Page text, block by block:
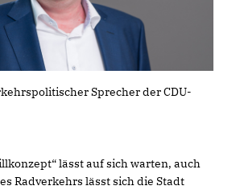
Sprecher der CDU-
lässt auf sich warten, auch
Radverkehrs lässt sich die Stadt